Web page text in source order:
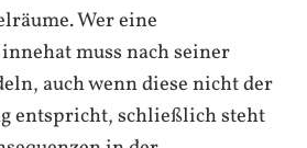
Wer eine
muss nach seiner
auch wenn diese nicht der
entspricht, schließlich steht